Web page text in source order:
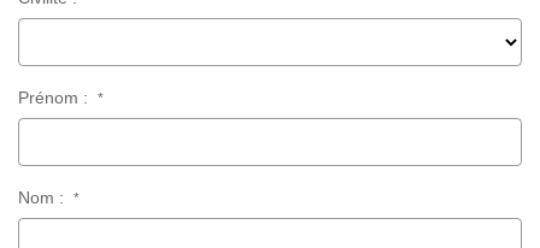
Prénom : *
Nom : *